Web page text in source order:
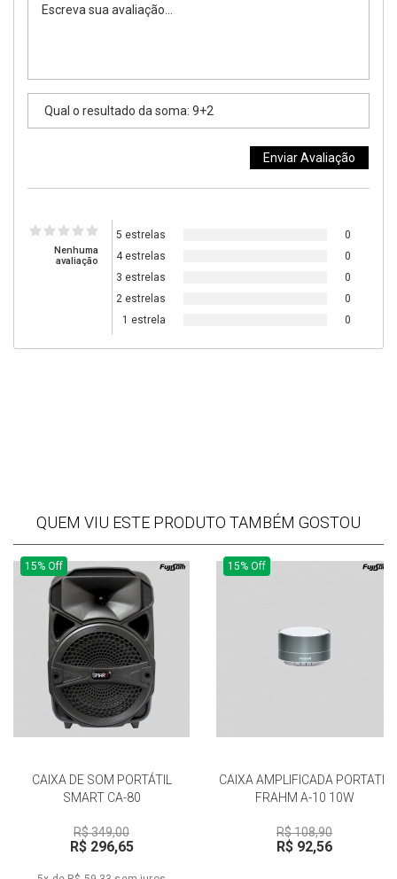
Nenhuma
avaliação
5 estrelas
0
4 estrelas
0
3 estrelas
0
2 estrelas
0
1 estrela
0
QUEM VIU ESTE PRODUTO TAMBÉM GOSTOU
15% Off
CAIXA DE SOM PORTÁTIL
SMART CA-80
R$ 349,00
R$ 296,65
15% Off
CAIXA AMPLIFICADA PORTATIL
FRAHM A-10 10W
R$ 108,90
R$ 92,56